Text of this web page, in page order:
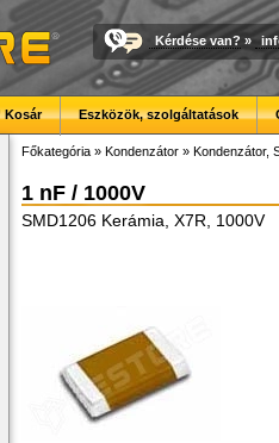
Kérdése van? »
Kosár Eszközök, szolgáltatások
Főkategória » Kondenzátor » Kondenzátor,
1 nF / 1000V
SMD1206 Kerámia, X7R, 1000V